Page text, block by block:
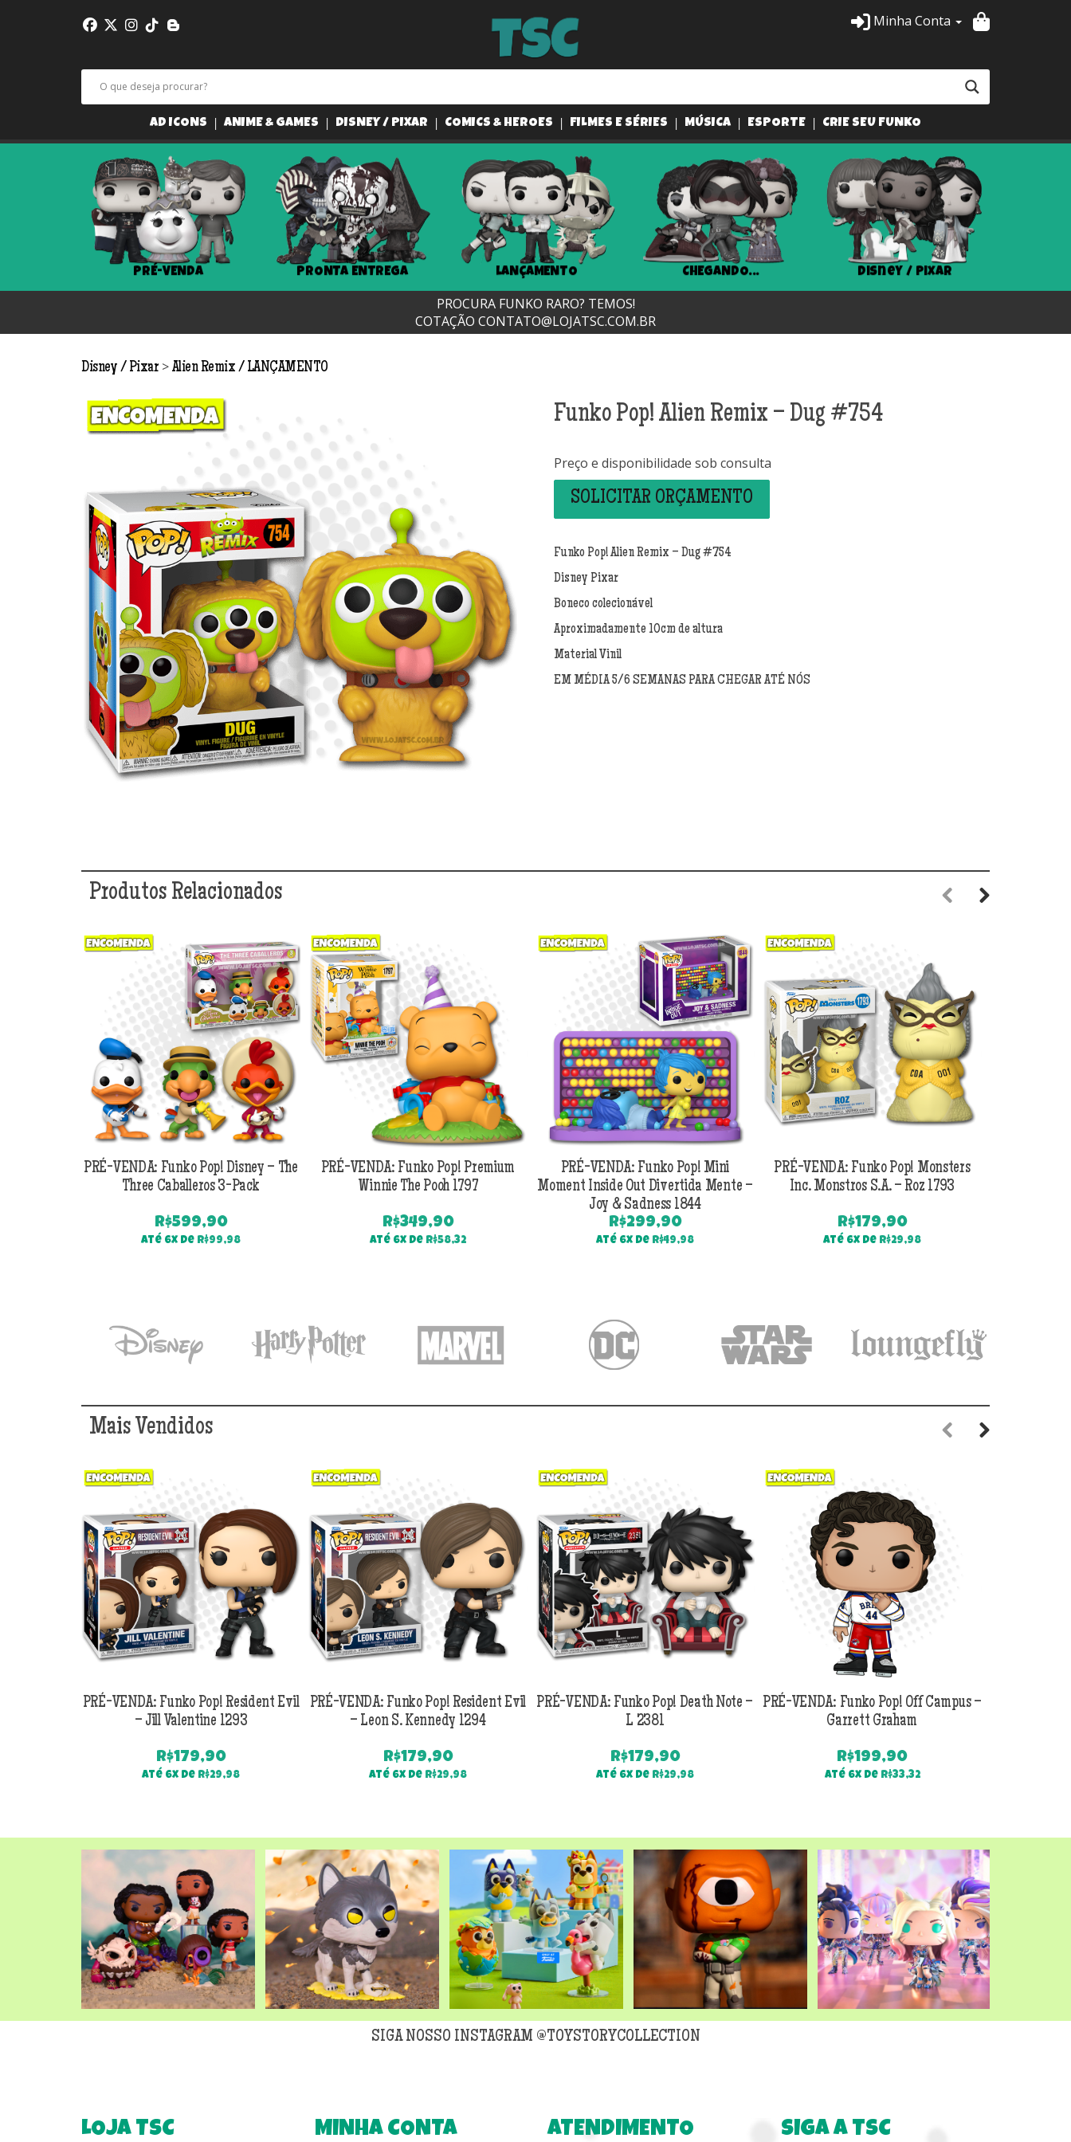
Minha Conta
AD ICONS ANIME & GAMES DISNEY / PIXAR COMICS & HEROES FILMES E SÉRIES MÚSICA ESPORTE CRIE SEU FUNKO
PRÉ-VENDA PRONTA ENTREGA LANÇAMENTO CHEGANDO... Disney / Pixar
PROCURA FUNKO RARO? TEMOS!
COTAÇÃO CONTATO@LOJATSC.COM.BR
Disney / Pixar > Alien Remix LANÇAMENTO
Funko Pop! Alien Remix – Dug #754
Preço e disponibilidade sob consulta
SOLICITAR ORÇAMENTO
Funko Pop! Alien Remix – Dug #754
Disney Pixar
Boneco colecionável
Aproximadamente 10cm de altura
Material Vinil
EM MÉDIA 5/6 SEMANAS PARA CHEGAR ATÉ NÓS
Produtos Relacionados
PRÉ-VENDA: Funko Pop! Disney – The
Three Caballeros 3-Pack
R$599,90
Até 6x de R$99,98
PRÉ-VENDA: Funko Pop! Premium
Winnie The Pooh 1797
R$349,90
Até 6x de R$58,32
PRÉ-VENDA: Funko Pop! Mini
Moment Inside Out Divertida Mente –
Joy & Sadness 1844
R$299,90
Até 6x de R$49,98
PRÉ-VENDA: Funko Pop! Monsters
Inc. Monstros S.A. – Roz 1793
R$179,90
Até 6x de R$29,98
Mais Vendidos
PRÉ-VENDA: Funko Pop! Resident Evil
– Jill Valentine 1293
R$179,90
Até 6x de R$29,98
PRÉ-VENDA: Funko Pop! Resident Evil
– Leon S. Kennedy 1294
R$179,90
Até 6x de R$29,98
PRÉ-VENDA: Funko Pop! Death Note –
L 2381
R$179,90
Até 6x de R$29,98
PRÉ-VENDA: Funko Pop! Off Campus –
Garrett Graham
R$199,90
Até 6x de R$33,32
SIGA NOSSO INSTAGRAM @TOYSTORYCOLLECTION
LOJA TSC MINHA CONTA ATENDIMENTO SIGA A TSC